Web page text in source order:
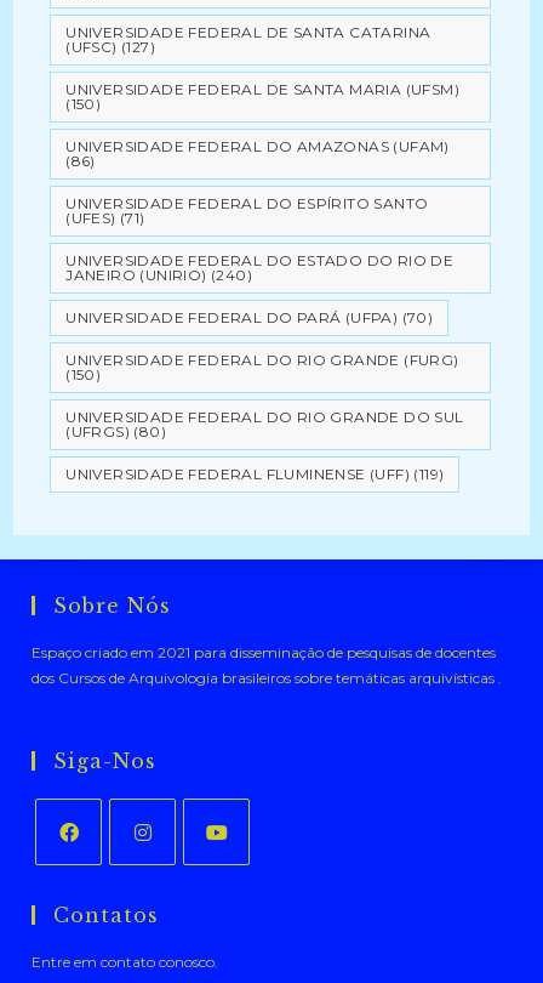
UNIVERSIDADE FEDERAL DE SANTA CATARINA
(UFSC) (127)
UNIVERSIDADE FEDERAL DE SANTA MARIA (UFSM)
(150)
UNIVERSIDADE FEDERAL DO AMAZONAS (UFAM)
(86)
UNIVERSIDADE FEDERAL DO ESPÍRITO SANTO
(UFES) (71)
UNIVERSIDADE FEDERAL DO ESTADO DO RIO DE
JANEIRO (UNIRIO) (240)
UNIVERSIDADE FEDERAL DO PARÁ (UFPA) (70)
UNIVERSIDADE FEDERAL DO RIO GRANDE (FURG)
(150)
UNIVERSIDADE FEDERAL DO RIO GRANDE DO SUL
(UFRGS) (80)
UNIVERSIDADE FEDERAL FLUMINENSE (UFF) (119)
Sobre Nós
Espaço criado em 2021 para disseminação de pesquisas de docentes
dos Cursos de Arquivologia brasileiros sobre temáticas arquivísticas .
Siga-Nos
em
nova
em
nova
nova
Contatos
Entre em contato conosco.